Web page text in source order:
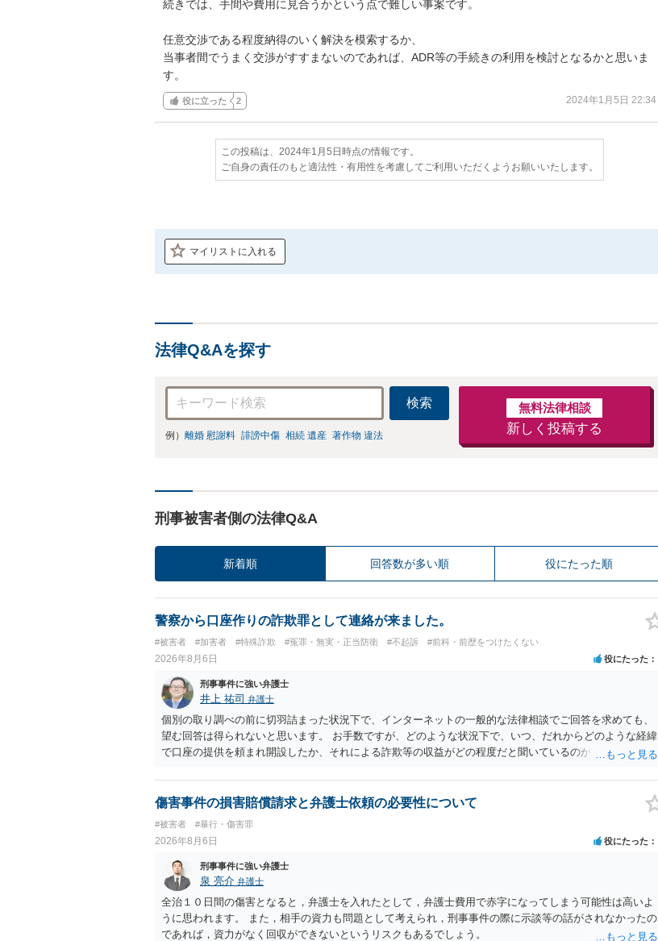
続きでは、手間や費用に見合うかという点で難しい事案です。
任意交渉である程度納得のいく解決を模索するか、
当事者間でうまく交渉がすすまないのであれば、ADR等の手続きの利用を検討となるかと思いま
す。
役に立った 2 2024年1月5日 22:34
この投稿は、2024年1月5日時点の情報です。
ご自身の責任のもと適法性・有用性を考慮してご利用いただくようお願いいたします。
マイリストに入れる
法律Q&Aを探す
検索
例） 離婚 慰謝料 誹謗中傷 相続 遺産 著作物 違法
無料法律相談
新しく投稿する
刑事被害者側の法律Q&A
新着順 回答数が多い順 役にたった順
警察から口座作りの詐欺罪として連絡が来ました。
#被害者 #加害者 #特殊詐欺 #冤罪・無実・正当防衛 #不起訴 #前科・前歴をつけたくない
2026年8月6日 役にたった
刑事事件に強い弁護士
井上 祐司 弁護士
個別の取り調べの前に切羽詰まった状況下で、インターネットの一般的な法律相談でご回答を求めても、
望む回答は得られないと思います。 お手数ですが、どのような状況下で、いつ、だれからどのような経緯
で口座の提供を頼まれ開設したか、それによる詐欺等の収益がどの程度だと聞いているのかということに
でいえば、任意取り調べの場合、ＩＣレコーダーを持参して取り調べ内容を録音することは必須だと考え
ます。
傷害事件の損害賠償請求と弁護士依頼の必要性について
#被害者 #暴行・傷害罪
2026年8月6日 役にたった
刑事事件に強い弁護士
泉 亮介 弁護士
全治１０日間の傷害となると，弁護士を入れたとして，弁護士費用で赤字になってしまう可能性は高いよ
うに思われます。 また，相手の資力も問題として考えられ，刑事事件の際に示談等の話がされなかったの
であれば，資力がなく回収ができないというリスクもあるでしょう。